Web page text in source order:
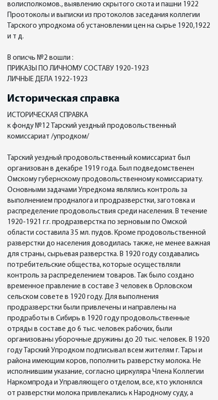
волисполкомов., выявлению скрытого скота и пашни 1922
Проотоколы и выписки из протоколов заседания коллегии
Тарского упродкома об установлении цен на сырье 1920,1922
и т д.
В описчь №2 вошли :
ПРИКАЗЫ ПО ЛИЧНОМУ СОСТАВУ 1920-1923
ЛИЧНЫЕ ДЕЛА 1922-1923
Историческая справка
ИСТОРИЧЕСКАЯ СПРАВКА
к фонду №12 Тарский уездный продовольственный
комиссариат /упродком/
Тарский уездный продовольственный комиссариат был
организован в декабре 1919 года. Был подведомственен
Омскому губернскому продовольственному комиссариату.
Основными задачами Упредкома являлись контроль за
выполнением продналога и продразверстки, заготовка и
распределение продовольствия среди населения. В течение
1920-1921 г.г. продразверстка по зерновым по Омской
области составила 35 мл. пудов. Кроме продовольственной
разверстки до населения доводилась также, не менее важная
для страны, сырьевая разверстка. В 1920 году создавались
потребительские общества, которые осуществляли
контроль за распределением товаров. Так было создано
временное правление в составе 3 человек в Орловском
сельском совете в 1920 году. Для выполнения
продразверстки были привлечены и направлены на
продработы в Сибирь в 1920 году продовольственные
отряды в составе до 6 тыс. человек рабочих, были
организованы уборочные дружины до 20 тыс. человек. В 1920
году Тарский Упродком подписывал всем жителям г. Тары и
района имеющим коров, пополнить разверстку молока. Не
исполнившим указание, согласно циркуляра Члена Коллегии
Наркомпрода и Управляющего отделом, все, кто уклонялся
от разверстки молока привлекались к Народному суду, а